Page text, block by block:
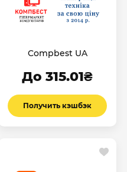
Compbest UA
До 315.01₴
Получить кэшбэк